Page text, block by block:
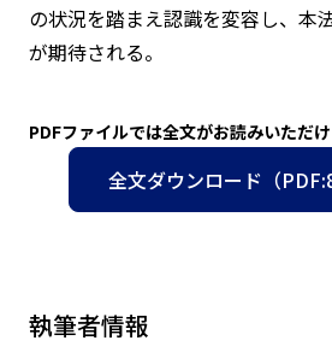
の状況を踏まえ認識を変容し、本
が期待される。
PDFファイルでは全文がお読みいただ
全文ダウンロード（
執筆者情報